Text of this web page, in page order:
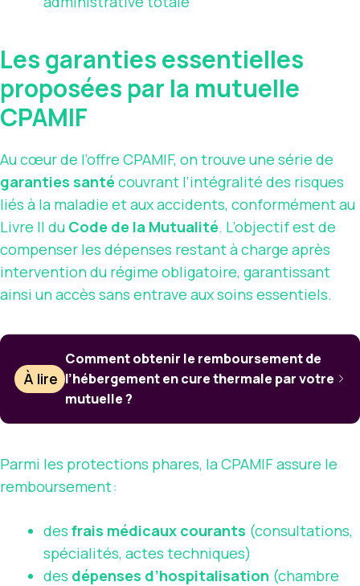
Les garanties essentielles
proposées par la mutuelle
CPAMIF
Au cœur de l’offre CPAMIF, on trouve une série de
garanties santé couvrant l’intégralité des risques
liés à la maladie et aux accidents, conformément au
Livre II du Code de la Mutualité. L’objectif est de
compenser les dépenses restant à charge après
intervention du régime obligatoire, garantissant
ainsi un accès sans entrave aux soins essentiels.
À lire
Comment obtenir le remboursement de
l’hébergement en cure thermale par votre
mutuelle ?
Parmi les protections phares, la CPAMIF assure le
remboursement :
des frais médicaux courants (consultations,
spécialités, actes techniques)
des dépenses d’hospitalisation (chambre